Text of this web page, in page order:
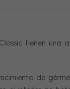
tienen una
de